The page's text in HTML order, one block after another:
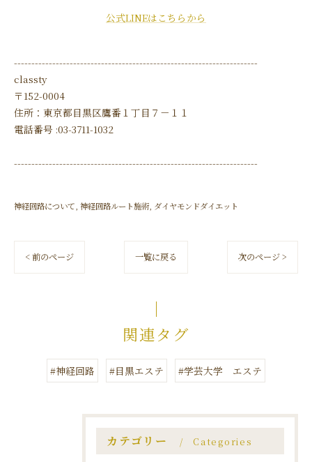
公式LINEはこちらから
----------------------------------------------------------------------
classty
〒152-0004
住所：東京都目黒区鷹番１丁目７－１１
電話番号 :03-3711-1032
----------------------------------------------------------------------
神経回路について 神経回路ルート施術 ダイヤモンドダイエット
< 前のページ 一覧に戻る 次のページ >
関連タグ
#神経回路 #目黒エステ #学芸大学 エステ
カテゴリー Categories